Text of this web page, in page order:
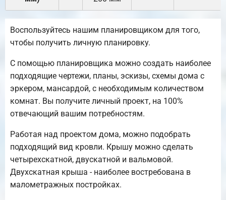
Воспользуйтесь нашим планировщиком для того,
чтобы получить личную планировку.
С помощью планировщика можно создать наиболее
подходящие чертежи, планы, эскизы, схемы дома с
эркером, мансардой, с необходимым количеством
комнат. Вы получите личный проект, на 100%
отвечающий вашим потребностям.
Работая над проектом дома, можно подобрать
подходящий вид кровли. Крышу можно сделать
четырехскатной, двускатной и вальмовой.
Двухскатная крыша - наиболее востребована в
малометражных постройках.